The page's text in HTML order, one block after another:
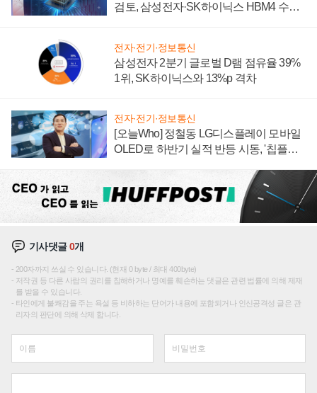
검토, 삼성전자·SK하이닉스 HBM4 수율
전자·전기·정보통신
삼성전자 2분기 글로벌 D램 점유율 39%
1위, SK하이닉스와 13%p 격차
전자·전기·정보통신
[오늘Who] 정철동 LG디스플레이 모바일
OLED로 하반기 실적 반등 시동, '칩플레
기사댓글0개
200자까지 쓰실 수 있습니다. (현재 0 byte / 최대 400byte)
저작권 등 다른 사람의 권리를 침해하거나 명예를 훼손하는 댓글은 관련 법률에 의해 제재
를 받을 수 있습니다.
타인에게 불쾌감을 주는 욕설 등 비하하는 단어가 내용에 포함되거나 인신공격성 글은 관
리자의 판단에 의해 삭제 합니다.